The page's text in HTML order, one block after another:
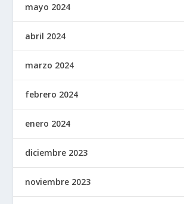
mayo 2024
abril 2024
marzo 2024
febrero 2024
enero 2024
diciembre 2023
noviembre 2023